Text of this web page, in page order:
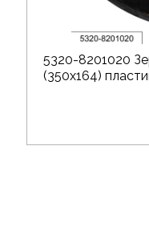
5320-8201020
(350х164)